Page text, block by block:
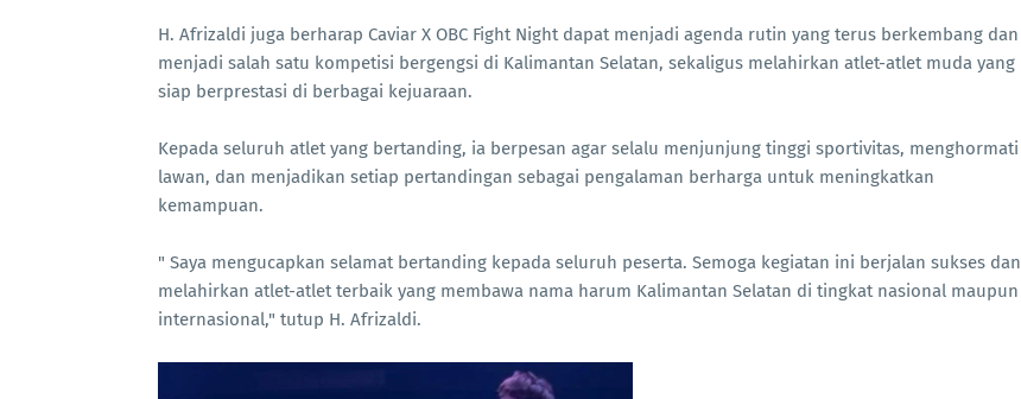
H. Afrizaldi juga berharap Caviar X OBC Fight Night dapat menjadi agenda rutin yang terus berkembang dan
menjadi salah satu kompetisi bergengsi di Kalimantan Selatan, sekaligus melahirkan atlet-atlet muda yang
siap berprestasi di berbagai kejuaraan.
Kepada seluruh atlet yang bertanding, ia berpesan agar selalu menjunjung tinggi sportivitas, menghormati
lawan, dan menjadikan setiap pertandingan sebagai pengalaman berharga untuk meningkatkan
kemampuan.
" Saya mengucapkan selamat bertanding kepada seluruh peserta. Semoga kegiatan ini berjalan sukses dan
melahirkan atlet-atlet terbaik yang membawa nama harum Kalimantan Selatan di tingkat nasional maupun
internasional," tutup H. Afrizaldi.